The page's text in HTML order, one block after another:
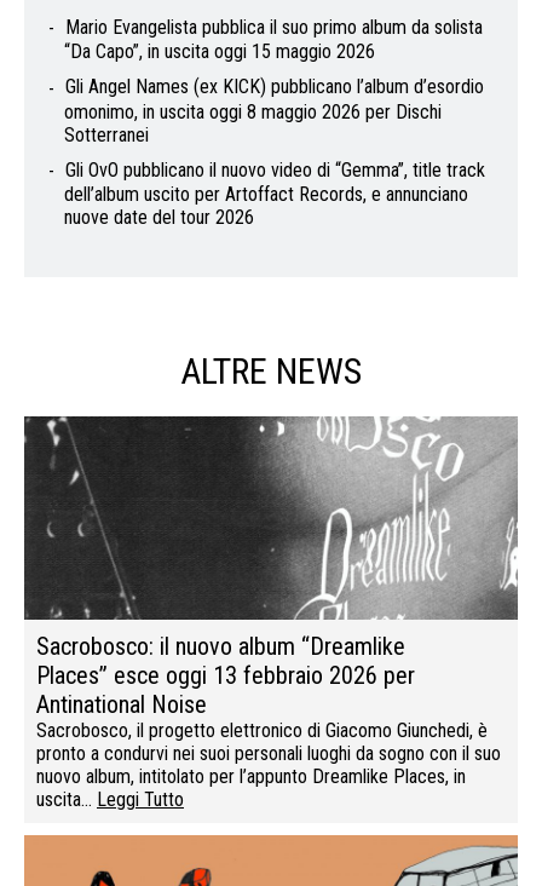
Mario Evangelista pubblica il suo primo album da solista
“Da Capo”, in uscita oggi 15 maggio 2026
Gli Angel Names (ex KICK) pubblicano l’album d’esordio
omonimo, in uscita oggi 8 maggio 2026 per Dischi
Sotterranei
Gli OvO pubblicano il nuovo video di “Gemma”, title track
dell’album uscito per Artoffact Records, e annunciano
nuove date del tour 2026
ALTRE NEWS
Sacrobosco: il nuovo album “Dreamlike
Places” esce oggi 13 febbraio 2026 per
Antinational Noise
Sacrobosco, il progetto elettronico di Giacomo Giunchedi, è
pronto a condurvi nei suoi personali luoghi da sogno con il suo
nuovo album, intitolato per l’appunto Dreamlike Places, in
uscita… Leggi Tutto